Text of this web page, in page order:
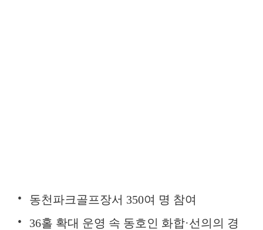
동천파크골프장서 350여 명 참여
36홀 확대 운영 속 동호인 화합·선의의 경